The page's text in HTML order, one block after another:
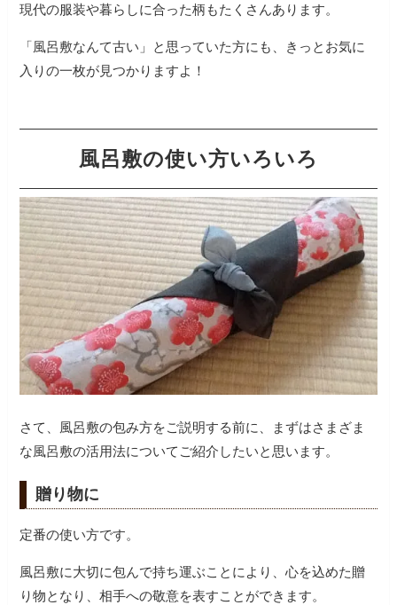
現代の服装や暮らしに合った柄もたくさんあります。
「風呂敷なんて古い」と思っていた方にも、きっとお気に
入りの一枚が見つかりますよ！
風呂敷の使い方いろいろ
さて、風呂敷の包み方をご説明する前に、まずはさまざま
な風呂敷の活用法についてご紹介したいと思います。
贈り物に
定番の使い方です。
風呂敷に大切に包んで持ち運ぶことにより、心を込めた贈
り物となり、相手への敬意を表すことができます。